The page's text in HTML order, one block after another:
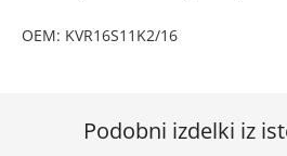
OEM: KVR16S11K2/16
Podobni izdelki iz